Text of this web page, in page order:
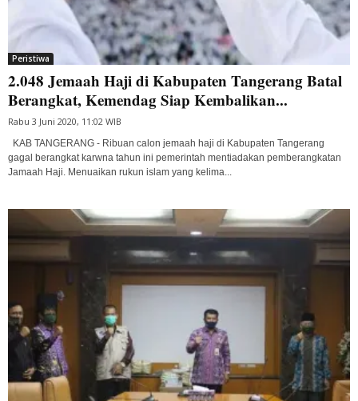
Peristiwa
2.048 Jemaah Haji di Kabupaten Tangerang Batal
Berangkat, Kemendag Siap Kembalikan...
Rabu 3 Juni 2020, 11:02 WIB
KAB TANGERANG - Ribuan calon jemaah haji di Kabupaten Tangerang
gagal berangkat karwna tahun ini pemerintah mentiadakan pemberangkatan
Jamaah Haji. Menuaikan rukun islam yang kelima...